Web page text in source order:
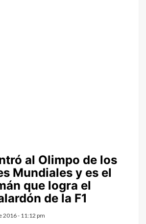
al Olimpo de los
Mundiales y es el
que logra el
de la F1
2016 - 11:12 pm